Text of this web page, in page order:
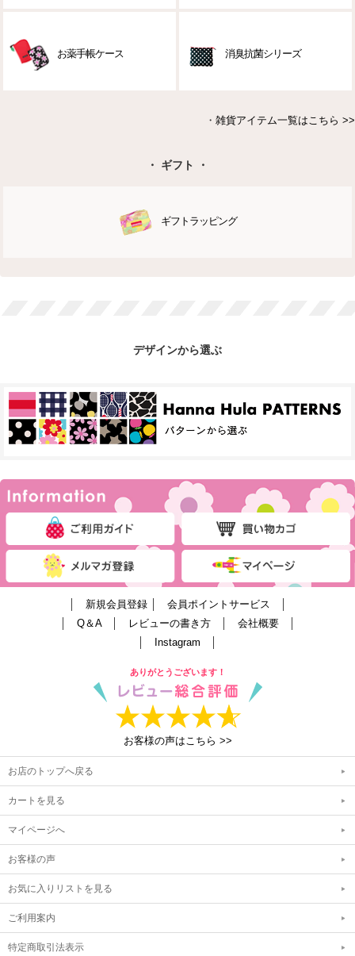
お薬手帳ケース 消臭抗菌シリーズ
・ 雑貨アイテム一覧はこちら >>
・ ギフト ・
ギフトラッピング
デザインから選ぶ
新規会員登録│ 会員ポイントサービス
Q＆A│ レビューの書き方│ 会社概要│
Instagram
ありがとうございます！
お客様の声はこちら >>
お店のトップへ戻る
カートを見る
マイページへ
お客様の声
お気に入りリストを見る
ご利用案内
特定商取引法表示